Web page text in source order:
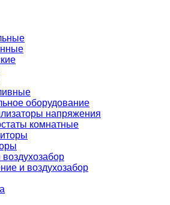
оборудование
напряжения
комнатные
и воздухозабор